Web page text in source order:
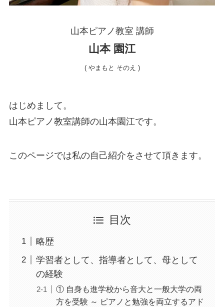
山本ピアノ教室 講師
山本 園江
( やまもと そのえ )
はじめまして。
山本ピアノ教室講師の山本園江です。
このページでは私の自己紹介をさせて頂きます。
目次
略歴
学習者として、指導者として、母として
の経験
① 自身も進学校から音大と一般大学の両
方を受験 ～ ピアノと勉強を両立するアド